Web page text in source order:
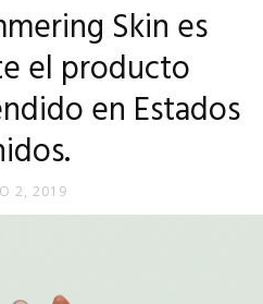
Skin es
el producto
en Estados
2, 2019